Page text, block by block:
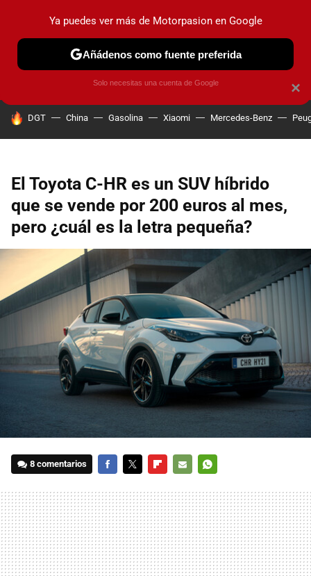
PRUEBAS COCHES ELÉCTRICOS OBSERVATORIO
HOY SE HABLA DE
DGT China Gasolina Xiaomi Mercedes-Benz
El Toyota C-HR es un SUV híbrido
que se vende por 200 euros al mes,
pero ¿cuál es la letra pequeña?
8 comentarios
MAIL
×
Ya puedes ver más de Motorpasion en Google
Añádenos como fuente preferida
Solo necesitas una cuenta de Google